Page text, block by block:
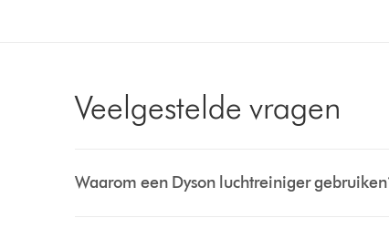
Veelgestelde vragen
Waarom een Dyson luchtreiniger